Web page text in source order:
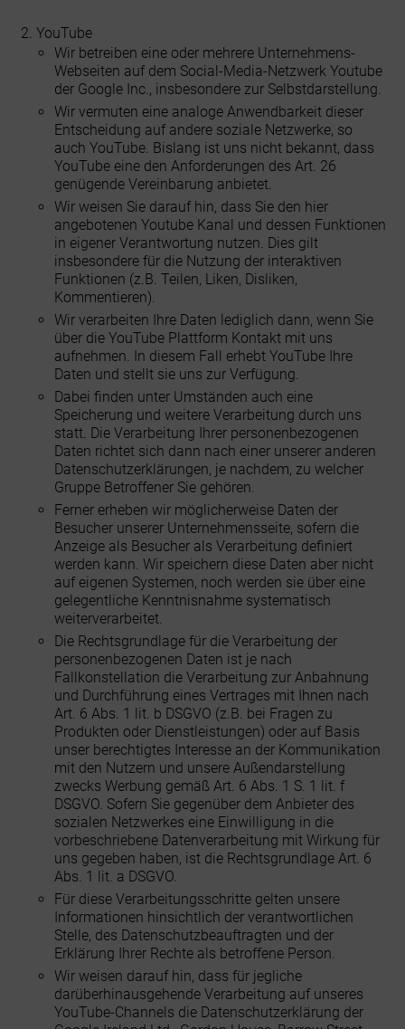
YouTube
Wir betreiben eine oder mehrere Unternehmens-
Webseiten auf dem Social-Media-Netzwerk Youtube
der Google Inc., insbesondere zur Selbstdarstellung.
Wir vermuten eine analoge Anwendbarkeit dieser
Entscheidung auf andere soziale Netzwerke, so
auch YouTube. Bislang ist uns nicht bekannt, dass
YouTube eine den Anforderungen des Art. 26
genügende Vereinbarung anbietet.
Wir weisen Sie darauf hin, dass Sie den hier
angebotenen Youtube Kanal und dessen Funktionen
in eigener Verantwortung nutzen. Dies gilt
insbesondere für die Nutzung der interaktiven
Funktionen (z.B. Teilen, Liken, Disliken,
Kommentieren).
Wir verarbeiten Ihre Daten lediglich dann, wenn Sie
über die YouTube Plattform Kontakt mit uns
aufnehmen. In diesem Fall erhebt YouTube Ihre
Daten und stellt sie uns zur Verfügung.
Dabei finden unter Umständen auch eine
Speicherung und weitere Verarbeitung durch uns
statt. Die Verarbeitung Ihrer personenbezogenen
Daten richtet sich dann nach einer unserer anderen
Datenschutzerklärungen, je nachdem, zu welcher
Gruppe Betroffener Sie gehören.
Ferner erheben wir möglicherweise Daten der
Besucher unserer Unternehmensseite, sofern die
Anzeige als Besucher als Verarbeitung definiert
werden kann. Wir speichern diese Daten aber nicht
auf eigenen Systemen, noch werden sie über eine
gelegentliche Kenntnisnahme systematisch
weiterverarbeitet.
Die Rechtsgrundlage für die Verarbeitung der
personenbezogenen Daten ist je nach
Fallkonstellation die Verarbeitung zur Anbahnung
und Durchführung eines Vertrages mit Ihnen nach
Art. 6 Abs. 1 lit. b DSGVO (z.B. bei Fragen zu
Produkten oder Dienstleistungen) oder auf Basis
unser berechtigtes Interesse an der Kommunikation
mit den Nutzern und unsere Außendarstellung
zwecks Werbung gemäß Art. 6 Abs. 1 S. 1 lit. f
DSGVO. Sofern Sie gegenüber dem Anbieter des
sozialen Netzwerkes eine Einwilligung in die
vorbeschriebene Datenverarbeitung mit Wirkung für
uns gegeben haben, ist die Rechtsgrundlage Art. 6
Abs. 1 lit. a DSGVO.
Für diese Verarbeitungsschritte gelten unsere
Informationen hinsichtlich der verantwortlichen
Stelle, des Datenschutzbeauftragten und der
Erklärung Ihrer Rechte als betroffene Person.
Wir weisen darauf hin, dass für jegliche
darüberhinausgehende Verarbeitung auf unseres
YouTube-Channels die Datenschutzerklärung der